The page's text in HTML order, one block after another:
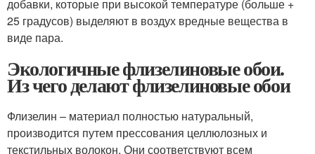
добавки, которые при высокой температуре (больше +
25 градусов) выделяют в воздух вредные вещества в
виде пара.
Экологичные флизелиновые обои.
Из чего делают флизелиновые обои
Флизелин – материал полностью натуральный,
производится путем прессования целлюлозных и
текстильных волокон. Они соответствуют всем